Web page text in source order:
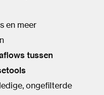
en meer
tussen
ongefilterde